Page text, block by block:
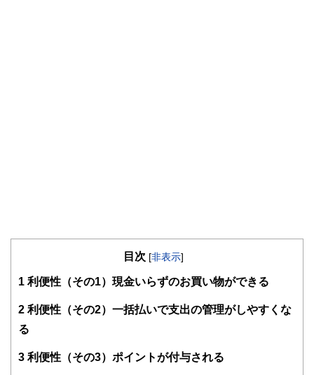
目次 [非表示]
1 利便性（その1）現金いらずのお買い物ができる
2 利便性（その2）一括払いで支出の管理がしやすくな
る
3 利便性（その3）ポイントが付与される